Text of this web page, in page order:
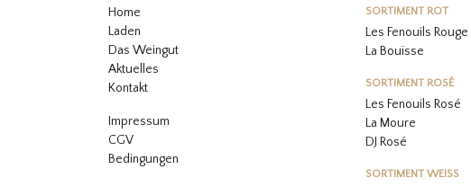
Home
Laden
Das Weingut
Aktuelles
Kontakt
Impressum
CGV
Bedingungen
SORTIMENT ROT
Les Fenouils Rouge
La Bouïsse
SORTIMENT ROSÉ
Les Fenouils Rosé
La Moure
DJ Rosé
SORTIMENT WEISS